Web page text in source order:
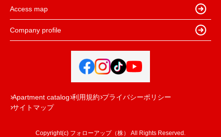
Access map
Company profile
Apartment catalog 利用規約 プライバシーポリシー
サイトマップ
Copyright(c) フォローアップ（株） All Rights Reserved.